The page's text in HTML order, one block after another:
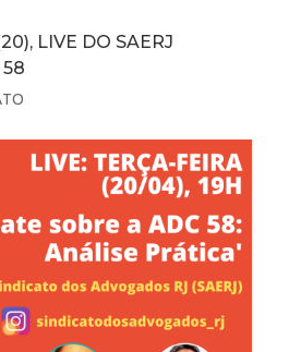
LIVE DO SAERJ
58